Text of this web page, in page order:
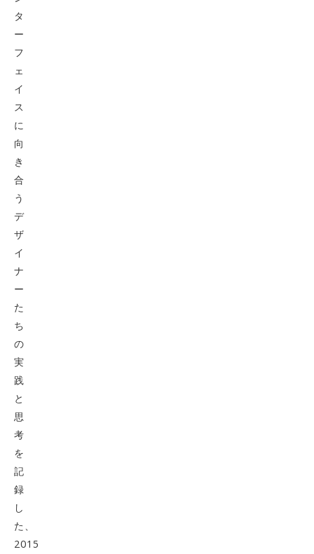
タ
ー
フ
ェ
イ
ス
に
向
き
合
う
デ
ザ
イ
ナ
ー
た
ち
の
実
践
と
思
考
を
記
録
し
た、
2015